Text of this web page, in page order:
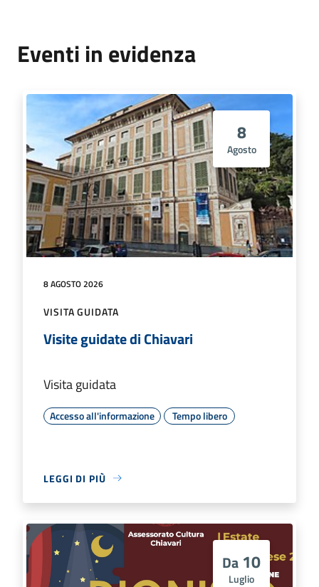
Eventi in evidenza
8
Agosto
8 AGOSTO 2026
VISITA GUIDATA
Visite guidate di Chiavari
Visita guidata
Accesso all'informazione Tempo libero
LEGGI DI PIÙ
Da 10
Luglio